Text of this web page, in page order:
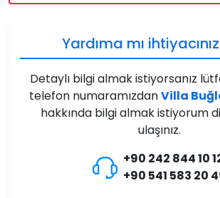
Yardıma mı
Detaylı bilgi almak istiyorsanız
telefon numaramızdanVilla
hakkında bilgi almak istiyorum
ulaşınız.
+90 242 844 10
+90 541 583 20